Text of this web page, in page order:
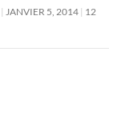
JANVIER 5, 2014 12